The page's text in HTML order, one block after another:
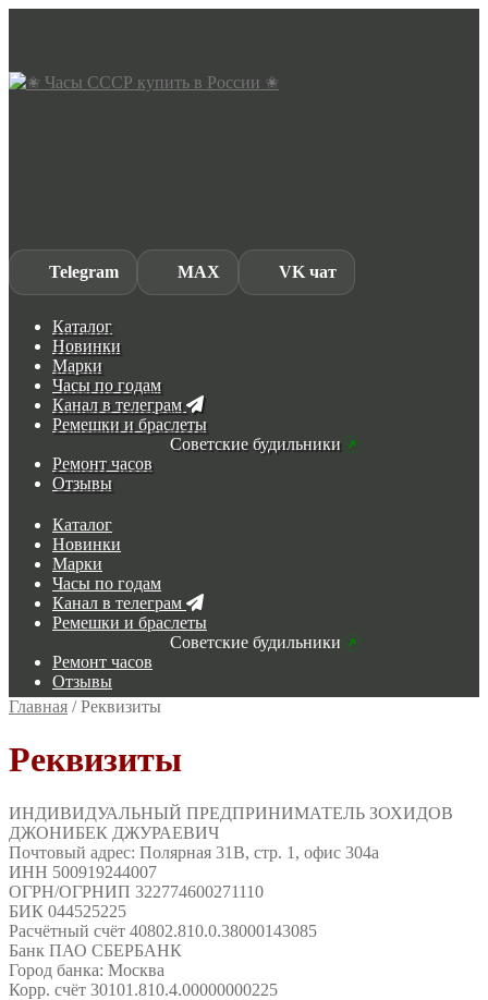
Skip
Skip
Telegram MAX VK чат
Каталог
Новинки
Марки
Часы по годам
Канал в телеграм
Ремешки и браслеты
Советские будильники
Ремонт часов
Отзывы
Каталог
Новинки
Марки
Часы по годам
Канал в телеграм
Ремешки и браслеты
Советские будильники
Ремонт часов
Отзывы
Главная /Реквизиты
Реквизиты
ИНДИВИДУАЛЬНЫЙ ПРЕДПРИНИМАТЕЛЬ ЗОХИДОВ
ДЖОНИБЕК ДЖУРАЕВИЧ
Почтовый адрес: Полярная 31В, стр. 1, офис 304а
ИНН 500919244007
ОГРН/ОГРНИП 322774600271110
БИК 044525225
Расчётный счёт 40802.810.0.38000143085
Банк ПАО СБЕРБАНК
Город банка: Москва
Корр. счёт 30101.810.4.00000000225